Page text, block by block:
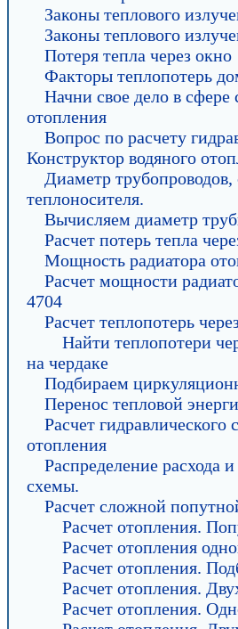
Законы теплового
Законы теплового
Потеря тепла через окно
Факторы теплопотерь
Начни свое дело в
отопления
Вопрос по расчету
Конструктор водяного
Диаметр трубопроводов,
теплоносителя.
Вычисляем диаметр
Расчет потерь тепла
Мощность радиатора
Расчет мощности
4704
Расчет теплопотерь
Найти теплопотери
на чердаке
Подбираем
Перенос тепловой
Расчет гидравлического
отопления
Распределение расхода
схемы.
Расчет сложной
Расчет отопления.
Расчет отопления
Расчет отопления.
Расчет отопления.
Расчет отопления.